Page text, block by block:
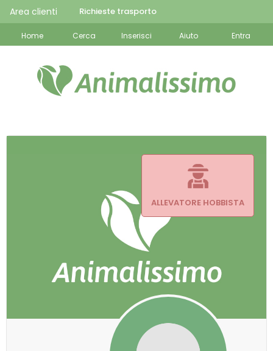
Area clienti Richieste trasporto
Home Cerca Inserisci Aiuto Entra
ALLEVATORE HOBBISTA